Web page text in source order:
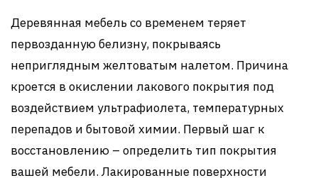
Деревянная мебель со временем теряет
первозданную белизну, покрываясь
неприглядным желтоватым налетом. Причина
кроется в окислении лакового покрытия под
воздействием ультрафиолета, температурных
перепадов и бытовой химии. Первый шаг к
восстановлению – определить тип покрытия
вашей мебели. Лакированные поверхности